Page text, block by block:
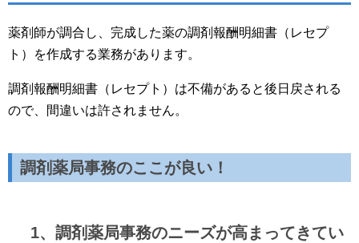
薬剤師が調合し、完成した薬の調剤報酬明細書（レセプ
ト）を作成する業務があります。
調剤報酬明細書（レセプト）は不備があると後日戻される
ので、間違いは許されません。
調剤薬局事務のここが良い！
1、調剤薬局事務のニーズが高まってきてい